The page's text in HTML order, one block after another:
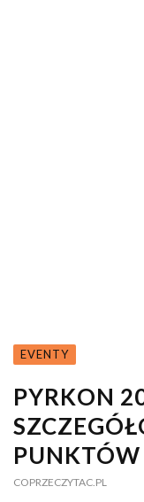
EVENTY
PYRKON
COPRZECZYTAC.PL